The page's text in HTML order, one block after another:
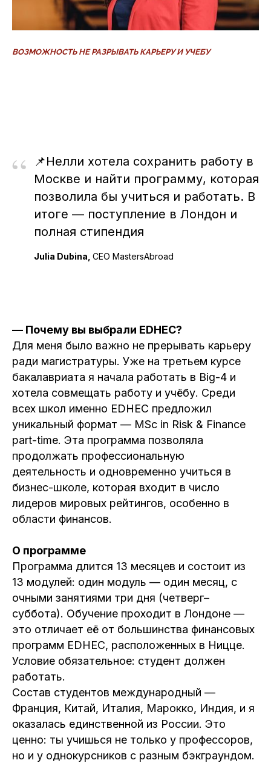
ВОЗМОЖНОСТЬ НЕ РАЗРЫВАТЬ КАРЬЕРУ И УЧЕБУ
“
📌Нелли хотела сохранить работу в
Москве и найти программу, которая
позволила бы учиться и работать. В
итоге — поступление в Лондон и
полная стипендия
Julia Dubina, CEO MastersAbroad
— Почему вы выбрали EDHEC?
Для меня было важно не прерывать карьеру
ради магистратуры. Уже на третьем курсе
бакалавриата я начала работать в Big-4 и
хотела совмещать работу и учёбу. Среди
всех школ именно EDHEC предложил
уникальный формат — MSc in Risk & Finance
part-time. Эта программа позволяла
продолжать профессиональную
деятельность и одновременно учиться в
бизнес-школе, которая входит в число
лидеров мировых рейтингов, особенно в
области финансов.
О программе
Программа длится 13 месяцев и состоит из
13 модулей: один модуль — один месяц, с
очными занятиями три дня (четверг–
суббота). Обучение проходит в Лондоне —
это отличает её от большинства финансовых
программ EDHEC, расположенных в Ницце.
Условие обязательное: студент должен
работать.
Состав студентов международный —
Франция, Китай, Италия, Марокко, Индия, и я
оказалась единственной из России. Это
ценно: ты учишься не только у профессоров,
но и у однокурсников с разным бэкграундом.